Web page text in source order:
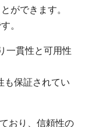
ができます。
。
一貫性と可用性
も保証されてい
おり、信頼性の